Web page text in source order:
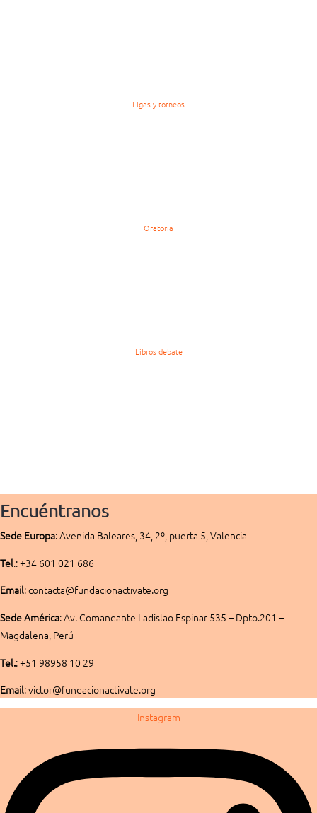
Ligas y torneos
Oratoria
Libros debate
Encuéntranos
Sede Europa:Avenida Baleares, 34, 2º, puerta 5, Valencia
Tel.: +34 601 021 686
Email: contacta@fundacionactivate.org
Sede América:Av. Comandante Ladislao Espinar 535 – Dpto.201 –
Magdalena, Perú
Tel.: +51 98958 10 29
Email: victor@fundacionactivate.org
Instagram